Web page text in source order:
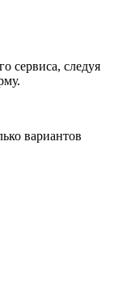
сервиса, следуя
вариантов